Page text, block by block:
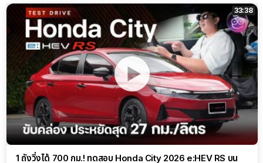
1 ถังวิ่งได้ 700 กม.! ทดสอบ Honda City 2026 e:HEV RS บน
ถนนจริง พร้อมฟีเจอร์ใหม่ที่ให้มาครบ
22:22 11:39